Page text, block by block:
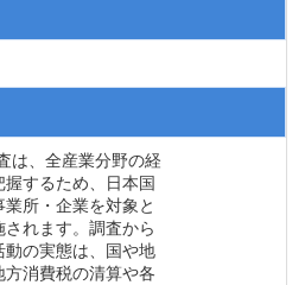
は、全産業分野の経
するため、日本国
所・企業を対象と
されます。調査から
の実態は、国や地
消費税の清算や各